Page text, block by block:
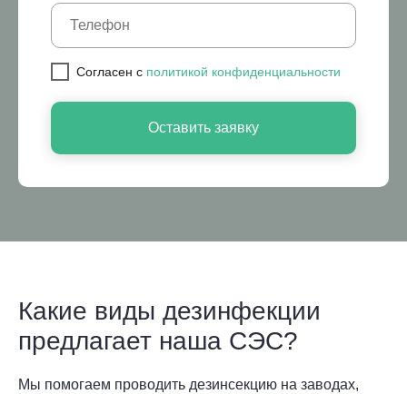
Cогласен с политикой конфиденциальности
Оставить заявку
Какие виды дезинфекции
предлагает наша СЭС?
Мы помогаем проводить дезинсекцию на заводах,